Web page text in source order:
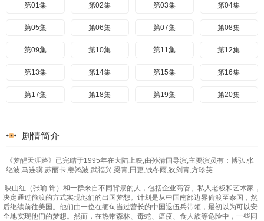
第01集 第02集 第03集 第04集
第05集 第06集 第07集 第08集
第09集 第10集 第11集 第12集
第13集 第14集 第15集 第16集
第17集 第18集 第19集 第20集
剧情简介
《梦醒天涯路》已完结于1995年在大陆上映,由孙清国导演,主要演员有：博弘,张
继波,马连骥,苏丽卡,姜鸿波,武福兴,梁青,田更,钱冬雨,狄剑青,方珍英.
映山红（张瑜 饰）和一群来自不同背景的人，包括企业高管、私人老板和艺术家，
决定通过偷渡的方式实现他们的出国梦想。计划是从中国南部边界偷渡至泰国，然
后继续前往美国。他们由一位在缅甸当过营长的中国退伍兵带领，最初以为可以安
全地实现他们的梦想。然而，在热带森林、毒蛇、瘟疫、食人族等危险中，一些同